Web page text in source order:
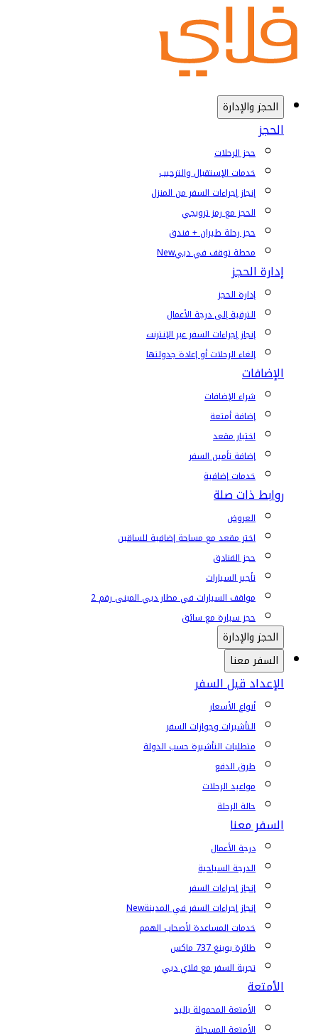
الحجز والإدارة
الحجز
حجز الرحلات
خدمات الإستقبال والترحيب
إنجاز إجراءات السفر من المنزل
الحجز مع رمز ترويجي
حجز رحلة طيران + فندق
محطة توقف في دبيNew
إدارة الحجز
إدارة الحجز
الترقية إلى درجة الأعمال
إنجاز إجراءات السفر عبر الإنترنت
إلغاء الرحلات أو إعادة جدولتها
الإضافات
شراء الإضافات
إضافة أمتعة
اختيار مقعد
إضافة تأمين السفر
خدمات إضافية
روابط ذات صلة
العروض
اختر مقعد مع مساحة إضافية للساقين
حجز الفنادق
تأجير السيارات
مواقف السيارات في مطار دبي المبنى رقم 2
حجز سيارة مع سائق
الحجز والإدارة
السفر معنا
الإعداد قبل السفر
أنواع الأسعار
التأشيرات وجوازات السفر
متطلبات التأشيرة حسب الدولة
طرق الدفع
مواعيد الرحلات
حالة الرحلة
السفر معنا
درجة الأعمال
الدرجة السياحية
إنجاز إجراءات السفر
إنجاز إجراءات السفر في المدينةNew
خدمات المساعدة لأصحاب الهمم
طائرة بوينغ 737 ماكس
تجربة السفر مع فلاي دبي
الأمتعة
الأمتعة المحمولة باليد
الأمتعة المسجلة